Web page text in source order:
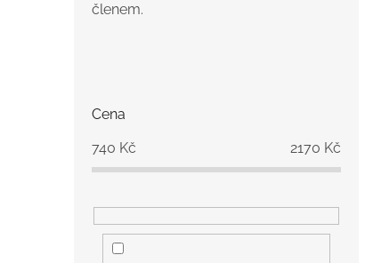
členem.
Cena
740 Kč 2170 Kč